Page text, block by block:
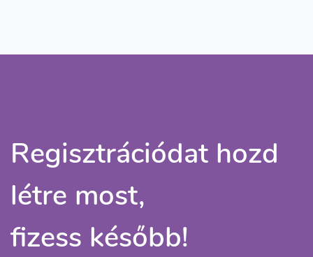
Regisztrációdat hozd
létre most,
fizess később!